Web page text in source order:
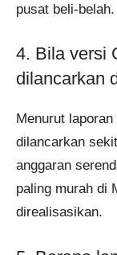
pusat beli-belah.
4. Bila versi
dilancarkan
Menurut
dilancarkan
anggaran
paling murah di
direalisasikan.